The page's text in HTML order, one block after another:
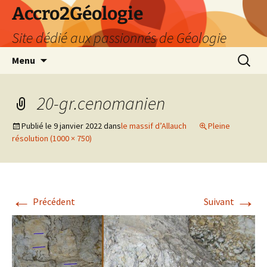
Accro2Géologie
Site dédié aux passionnés de Géologie
Menu
20-gr.cenomanien
Publié le 9 janvier 2022dansle massif d’Allauch
Pleine
résolution (1000 × 750)
← Précédent Suivant →